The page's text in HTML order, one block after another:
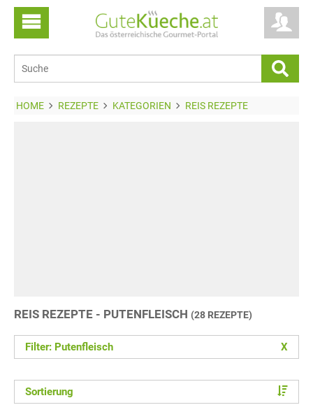
HOME REZEPTE KATEGORIEN REIS REZEPTE
REIS REZEPTE - PUTENFLEISCH (28 REZEPTE)
Filter: Putenfleisch X
Sortierung